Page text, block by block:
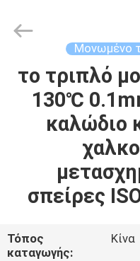
ΣΠΊΤΙ
ΠΡΟΪΌΝΤΑ
ΒΊΝΤΕΟ
ΠΕΡΊΠΟΥ
ΕΜΕΊΣ
Material
Co,.Ltd.
Μονωμένο
το τριπλό
130℃
καλώδιο
σπείρες
Τόπος
καταγωγής:
Κίνα